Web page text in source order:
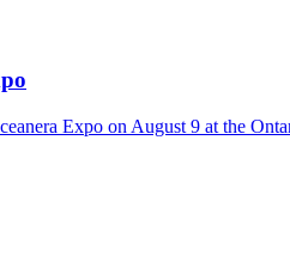
Expo on August 9 at the